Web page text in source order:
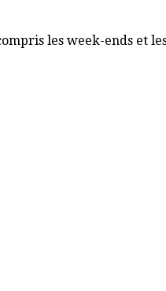
les week-ends et